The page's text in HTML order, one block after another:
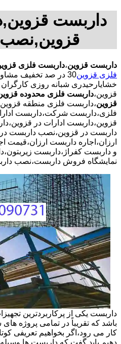
داربست
داربست قزوین،داربست فلزی
فلزی قزوین
خشایارحیدری شبانه روزی
قزوین،داربست فلزی محدوده
قزوین،داربست فلزی منطقه
فلزی،داربست شرکت،داربست
قزوین،داربست ادارات در
داربست در قزوین،نصب داربست
ارزان،اجاره داربست
و داربست کفراژ،داربست
نمایشگاه فروش داربست،نصب
داربست یکی از پرکاربردترین
باشد که تقریباً در تمامی پروژه
کار می رود،اگر بخواهیم تعریفی